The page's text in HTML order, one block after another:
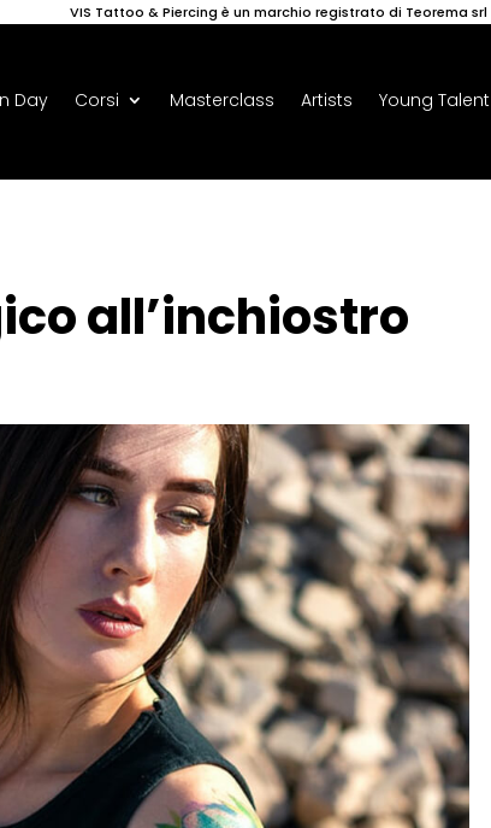
VIS Tattoo & Piercing è un marchio registrato di Teorema srl
Day Corsi Masterclass Artists Young Talent
all’inchiostro